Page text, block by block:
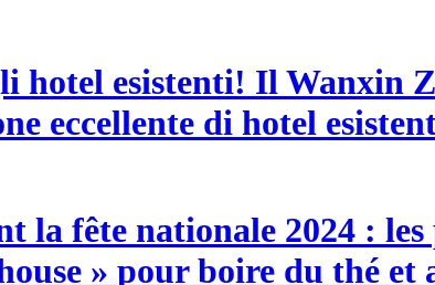
hotel esistenti! Il Wanxin
eccellente di hotel
la fête nationale 2024 :
» pour boire du thé et